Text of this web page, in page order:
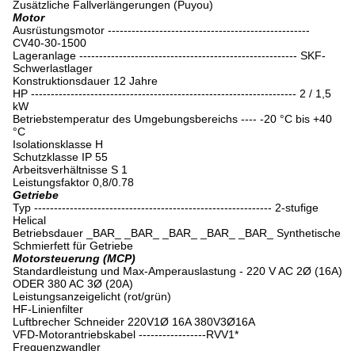
Zusätzliche Fallverlängerungen (Puyou)
Motor
Ausrüstungsmotor ---------------------------------------------------
CV40-30-1500
Lageranlage ------------------------------------------------------- SKF-
Schwerlastlager
Konstruktionsdauer 12 Jahre
HP ------------------------------------------------------------------- 2 / 1,5
kW
Betriebstemperatur des Umgebungsbereichs ---- -20 °C bis +40
°C
Isolationsklasse H
Schutzklasse IP 55
Arbeitsverhältnisse S 1
Leistungsfaktor 0,8/0.78
Getriebe
Typ ------------------------------------------------------------ 2-stufige
Helical
Betriebsdauer _BAR_ _BAR_ _BAR_ _BAR_ _BAR_ Synthetische
Schmierfett für Getriebe
Motorsteuerung (MCP)
Standardleistung und Max-Amperauslastung - 220 V AC 2Ø (16A)
ODER 380 AC 3Ø (20A)
Leistungsanzeigelicht (rot/grün)
HF-Linienfilter
Luftbrecher Schneider 220V1Ø 16A 380V3Ø16A
VFD-Motorantriebskabel -----------------RVV1*
Frequenzwandler